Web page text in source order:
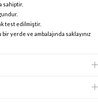
sahiptir.
test edilmiştir.
bir yerde ve ambalajında saklayınız